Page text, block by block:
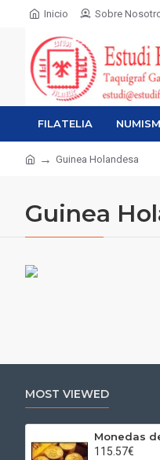
Inicio Sobre
FILATELIA
Guinea Holandesa
Guinea
MOST VIEWED
115.57€